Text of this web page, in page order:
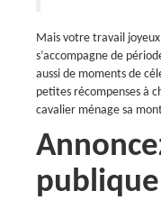
Mais votre travail
s’accompagne de
aussi de moments de
petites récompenses à
cavalier ménage sa